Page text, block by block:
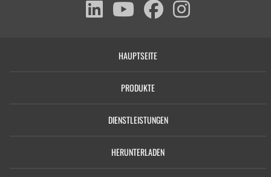
HAUPTSEITE
PRODUKTE
DIENSTLEISTUNGEN
HERUNTERLADEN